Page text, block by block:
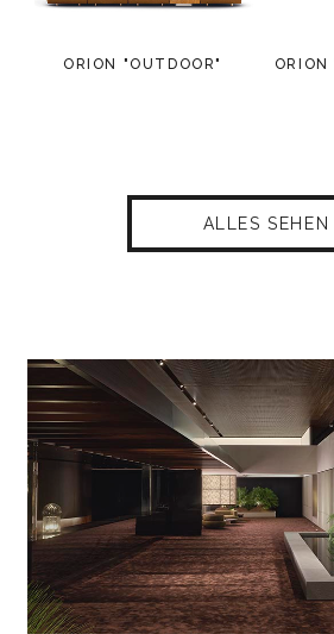
ORION "OUTDOOR"
ORION
ALLES SEHEN